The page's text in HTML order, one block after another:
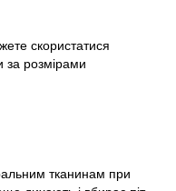
скористатися
за розмірами
тканинам при